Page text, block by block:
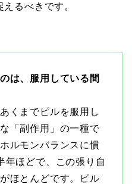
えるべきです。
は、服用している間
くまでピルを服用し
「副作用」の一種で
ルモンバランスに慣
年ほどで、この張り自
ほとんどです。ピル